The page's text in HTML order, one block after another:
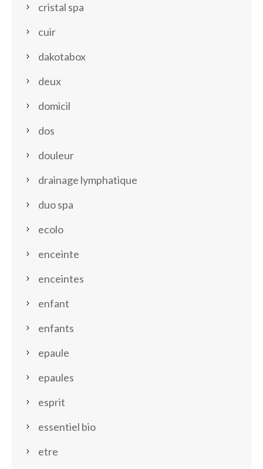
cristal spa
cuir
dakotabox
deux
domicil
dos
douleur
drainage lymphatique
duo spa
ecolo
enceinte
enceintes
enfant
enfants
epaule
epaules
esprit
essentiel bio
etre